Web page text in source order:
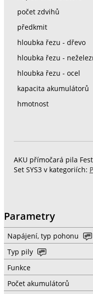
počet zdvihů
předkmit
hloubka řezu - dřevo
hloubka řezu -
hloubka řezu - ocel
kapacita akumulátorů
hmotnost
AKU přímočará pila
Set SYS3 v kategoriích:
Parametry
Napájení, typ pohonu
Typ pily
Funkce
Počet akumulátorů